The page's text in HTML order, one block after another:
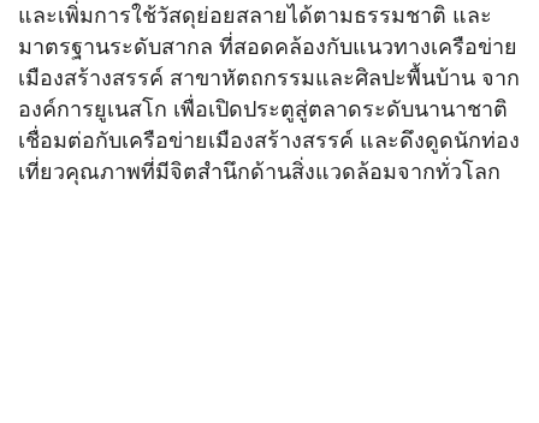
และเพิ่มการใช้วัสดุย่อยสลายได้ตามธรรมชาติ และ
มาตรฐานระดับสากล ที่สอดคล้องกับแนวทางเครือข่าย
เมืองสร้างสรรค์ สาขาหัตถกรรมและศิลปะพื้นบ้าน จาก
องค์การยูเนสโก เพื่อเปิดประตูสู่ตลาดระดับนานาชาติ
เชื่อมต่อกับเครือข่ายเมืองสร้างสรรค์ และดึงดูดนักท่อง
เที่ยวคุณภาพที่มีจิตสำนึกด้านสิ่งแวดล้อมจากทั่วโลก